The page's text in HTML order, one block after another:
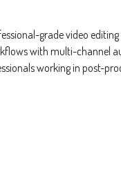
grade video
with multi-channel
working in post-